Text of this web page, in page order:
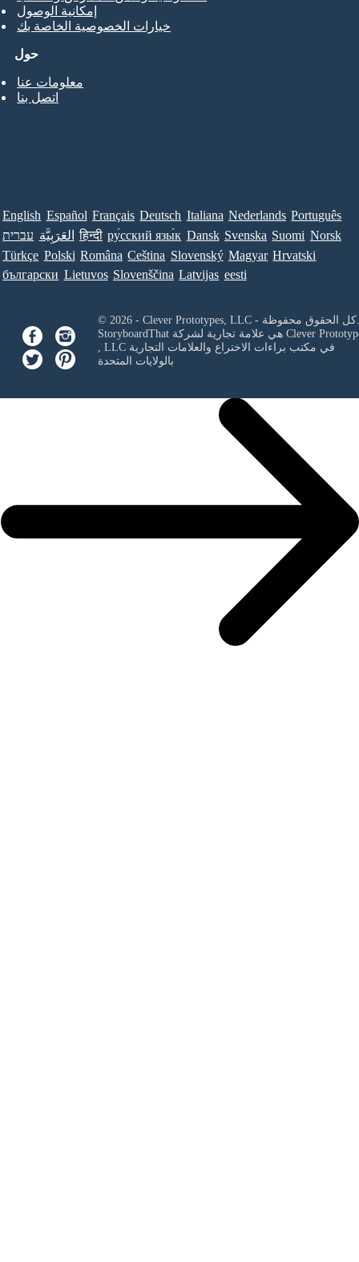
حول
معلومات عنا
اتصل بنا
إمكانية الوصول
خيارات الخصوصية الخاصة بك
English Español Français Deutsch Italiana Nederlands Português
עברית العَرَبِيَّة हिन्दी ру́сский язы́к Dansk Svenska Suomi Norsk
Türkçe Polski Româna Ceština Slovenský Magyar Hrvatski
български Lietuvos Slovenščina Latvijas eesti
© 2026 - Clever Prototypes, LLC - كل الحقوق محفوظة.
StoryboardThat هي علامة تجارية لشركة Clever
, LLCفي مكتب براءات الاختراع والعلامات التجارية
بالولايات المتحدة